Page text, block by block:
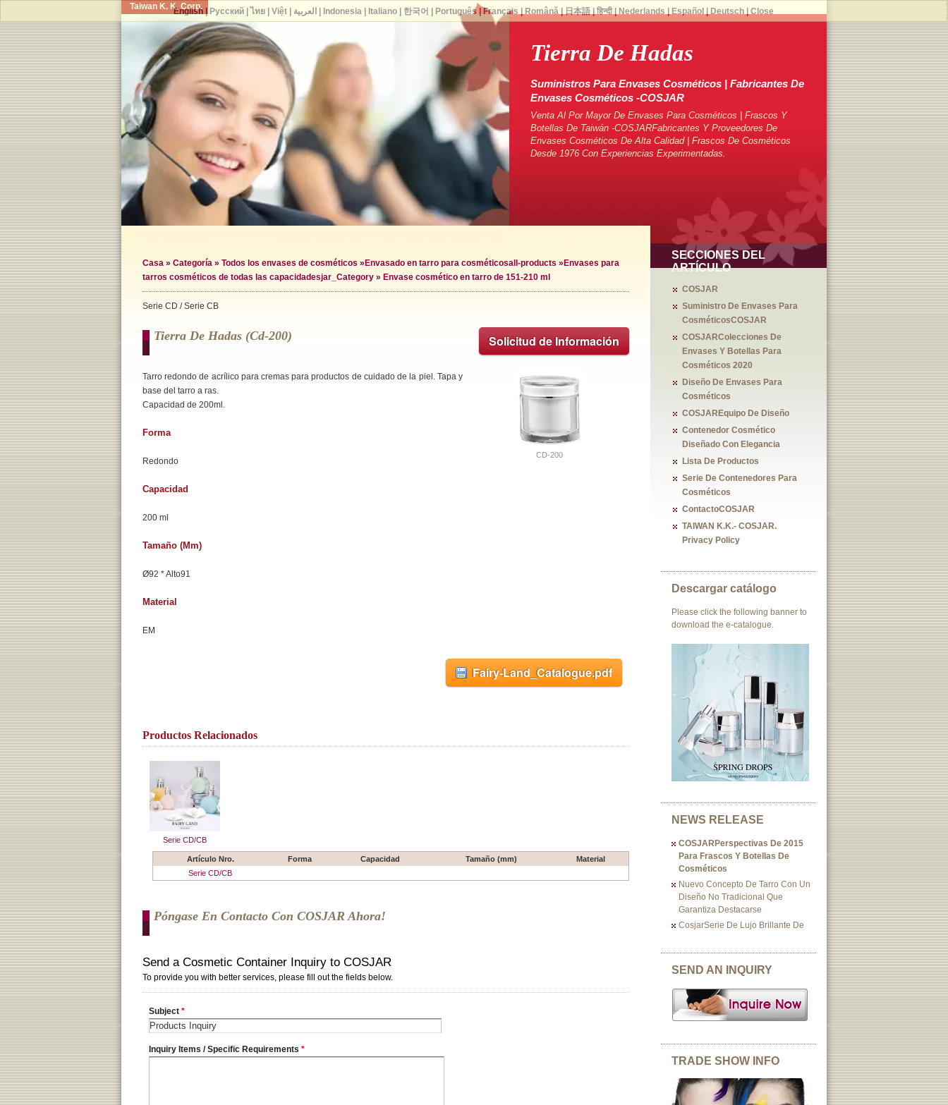
Taiwan K. K. Corp.
Tierra De Hadas
Suministros Para Envases Cosméticos | Fabricantes De
Envases Cosméticos -COSJAR
Venta Al Por Mayor De Envases Para Cosméticos | Frascos Y
Botellas De Taiwán -COSJARFabricantes Y Proveedores De
Envases Cosméticos De Alta Calidad | Frascos De Cosméticos
Desde 1976 Con Experiencias Experimentadas.
Casa » Categoría » Todos los envases de cosméticos » Envasado en tarro para cosméticosall-products » Envases para
tarros cosméticos de todas las capacidadesjar_Category » Envase cosmético en tarro de 151-210 ml
Serie CD / Serie CB
Solicitud de Información
Tierra De Hadas (cd-200)
CD-200
Tarro redondo de acrílico para cremas para productos de cuidado de la piel. Tapa y
base del tarro a ras.
Capacidad de 200ml.
Forma
Redondo
Capacidad
200 ml
Tamaño (mm)
Ø92 * Alto91
Material
EM
Fairy-Land_Catalogue.pdf
Productos Relacionados
Serie CD/CB
Artículo Nro. Forma Capacidad Tamaño (mm)
Material
Serie CD/CB
Póngase En Contacto Con COSJAR Ahora!
SECCIONES DEL
ARTÍCULO
COSJAR
Suministro De Envases Para
CosméticosCOSJAR
COSJARColecciones De
Envases Y Botellas Para
Cosméticos 2020
Diseño De Envases Para
Cosméticos
COSJAREquipo De Diseño
Contenedor Cosmético
Diseñado Con Elegancia
Lista De Productos
Serie De Contenedores Para
Cosméticos
ContactoCOSJAR
TAIWAN K.K.- COSJAR.
Privacy Policy
Descargar catálogo
Please click the following banner to
download the e-catalogue.
NEWS RELEASE
COSJARPerspectivas De 2015
Para Frascos Y Botellas De
Cosméticos
Nuevo Concepto De Tarro Con Un
Diseño No Tradicional Que
Garantiza Destacarse
CosjarSerie De Lujo Brillante De
SEND AN INQUIRY
TRADE SHOW INFO
English| Русский| ไทย| Việt| العربية Indonesia| Italiano| 한국어 Português Français Română| 日本語| हिन्दी| Nederlands Español Deutsch| Close